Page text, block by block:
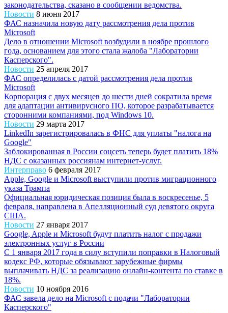
законодательства, сказано в сообщении ведомства.
Новости 8 июня 2017
ФАС назначила новую дату рассмотрения дела против
Microsoft
Дело в отношении Microsoft возбудили в ноябре прошлого
года, основанием для этого стала жалоба "Лаборатории
Касперского".
Новости 25 апреля 2017
ФАС определилась с датой рассмотрения дела против
Microsoft
Корпорация с двух месяцев до шести дней сократила время
для адаптации антивирусного ПО, которое разрабатывается
сторонними компаниями, под Windows 10.
Новости 29 марта 2017
LinkedIn зарегистрировалась в ФНС для уплаты "налога на
Google"
Заблокированная в России соцсеть теперь будет платить 18%
НДС с оказанных россиянам интернет-услуг.
Интерправо 6 февраля 2017
Apple, Google и Microsoft выступили против миграционного
указа Трампа
Официальная юридическая позиция была в воскресенье, 5
февраля, направлена в Апелляционный суд девятого округа
США.
Новости 27 января 2017
Google, Apple и Microsoft будут платить налог с продажи
электронных услуг в России
С 1 января 2017 года в силу вступили поправки в Налоговый
кодекс РФ, которые обязывают зарубежные фирмы
выплачивать НДС за реализацию онлайн-контента по ставке в
18%.
Новости 10 ноября 2016
ФАС завела дело на Microsoft с подачи "Лаборатории
Касперского"